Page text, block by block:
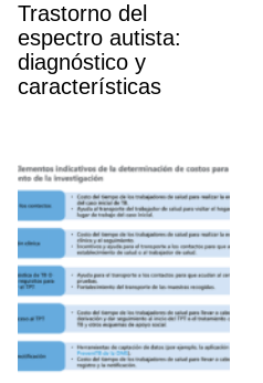
Trastorno del
espectro autista:
diagnóstico y
caracterí­sticas